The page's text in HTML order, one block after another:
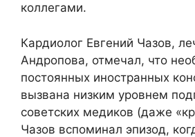
коллегами.
Кардиолог Евгений Чазов,
Андропова, отмечал, что
постоянных иностранных
вызвана низким уровнем
советских медиков (даже
Чазов вспоминал эпизод,